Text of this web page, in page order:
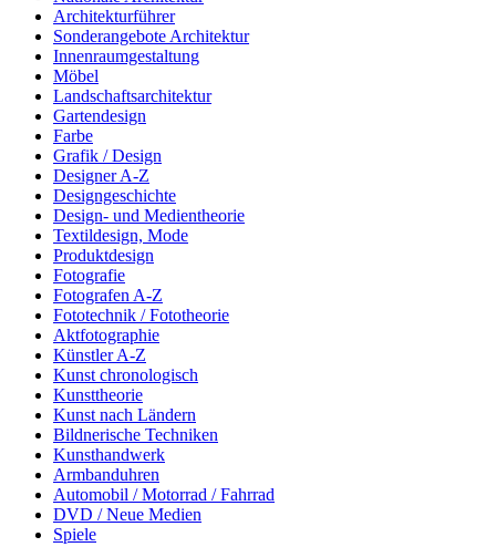
Architekturführer
Sonderangebote Architektur
Innenraumgestaltung
Möbel
Landschaftsarchitektur
Gartendesign
Farbe
Grafik / Design
Designer A-Z
Designgeschichte
Design- und Medientheorie
Textildesign, Mode
Produktdesign
Fotografie
Fotografen A-Z
Fototechnik / Fototheorie
Aktfotographie
Künstler A-Z
Kunst chronologisch
Kunsttheorie
Kunst nach Ländern
Bildnerische Techniken
Kunsthandwerk
Armbanduhren
Automobil / Motorrad / Fahrrad
DVD / Neue Medien
Spiele